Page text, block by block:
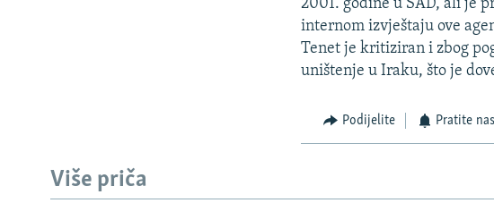
TV LIBERTY
2001. godine u SAD, ali je
internom izvještaju ove
Tenet je kritiziran i zbog
uništenje u Iraku, što je
Podijelite Pratite nas
Više priča